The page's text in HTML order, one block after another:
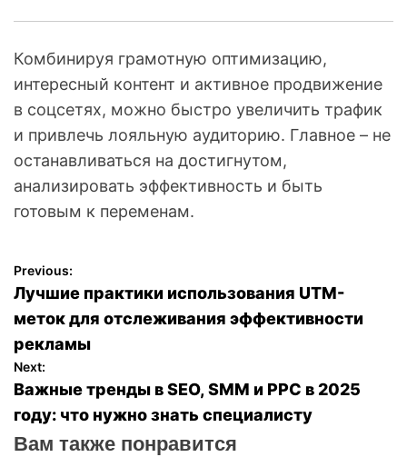
Комбинируя грамотную оптимизацию,
интересный контент и активное продвижение
в соцсетях, можно быстро увеличить трафик
и привлечь лояльную аудиторию. Главное – не
останавливаться на достигнутом,
анализировать эффективность и быть
готовым к переменам.
Н
а
в
и
г
Previous:
Лучшие практики использования UTM-
меток для отслеживания эффективности
рекламы
Next:
Важные тренды в SEO, SMM и PPC в 2025
году: что нужно знать специалисту
Вам также понравится